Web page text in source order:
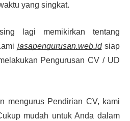
yang singkat.
lagi memikirkan tentang
jasapengurusan.web.idsiap
Pengurusan CV / UD
mengurus Pendirian CV, kami
mudah untuk Anda dalam